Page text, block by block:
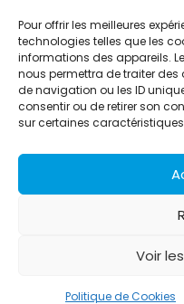
Pour offrir les meilleures
technologies telles que les
informations des appareils.
nous permettra de traiter
de navigation ou les ID
consentir ou de retirer son
sur certaines
Voir
Politique de Cookies
Alternative Média est
relations publiques basée à
pilote des stratégies de
grâce à un
Contact